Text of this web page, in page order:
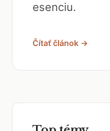
esenciu.
Čítať článok →